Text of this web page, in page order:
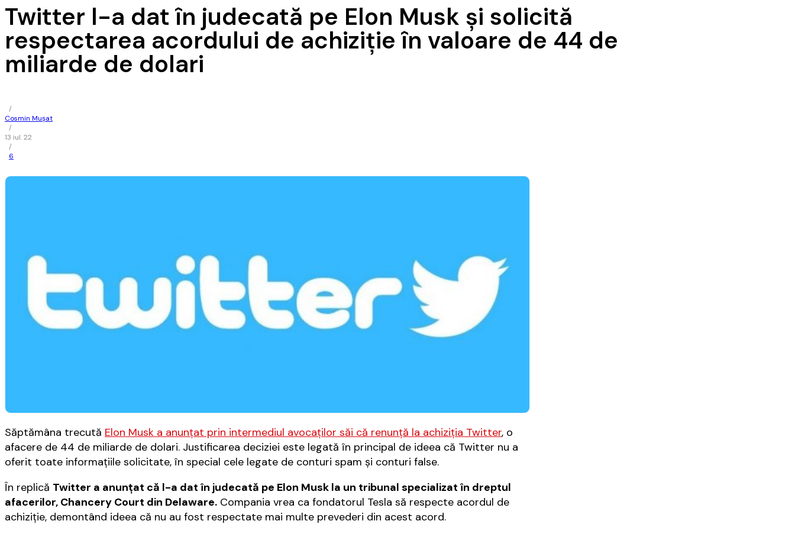
Twitter l-a dat în judecată pe Elon Musk şi solicită
respectarea acordului de achiziţie în valoare de 44 de
miliarde de dolari
/
Cosmin Mușat
/
13 iul. 22
/
6
Săptămâna trecută Elon Musk a anunţat prin intermediul avocaţilor săi că renunţă la achiziţia Twitter, o
afacere de 44 de miliarde de dolari. Justificarea deciziei este legată în principal de ideea că Twitter nu a
oferit toate informaţiile solicitate, în special cele legate de conturi spam şi conturi false.
În replică Twitter a anunţat că l-a dat în judecată pe Elon Musk la un tribunal specializat în dreptul
afacerilor, Chancery Court din Delaware. Compania vrea ca fondatorul Tesla să respecte acordul de
achiziţie, demontând ideea că nu au fost respectate mai multe prevederi din acest acord.